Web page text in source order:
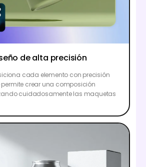
de alta precisión
cada elemento con precisión
permite crear una composición
cuidadosamente las maquetas